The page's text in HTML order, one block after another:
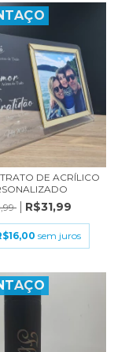
DE ACRÍLICO
R$31,99
sem juros